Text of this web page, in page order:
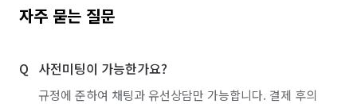
자주 묻는 질문
사전미팅이 가능한가요?
규정에 준하여 채팅과 유선상담만 가능합니다. 결제 후의